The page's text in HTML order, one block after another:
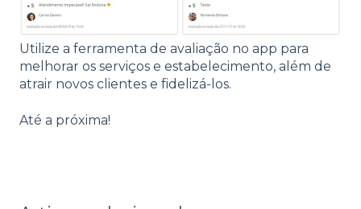
Utilize a ferramenta de avaliação no app para
melhorar os serviços e estabelecimento, além de
atrair novos clientes e fidelizá-los.
Até a próxima!